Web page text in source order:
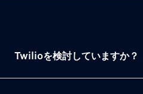
Twilioを検討していますか？